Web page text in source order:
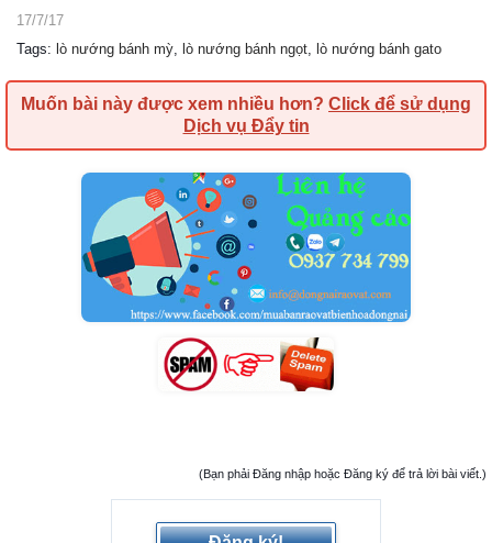
17/7/17
Tags: lò nướng bánh mỳ lò nướng bánh ngọt lò nướng bánh gato
Muốn bài này được xem nhiều hơn? Click để sử dụng
Dịch vụ Đẩy tin
(Bạn phải Đăng nhập hoặc Đăng ký để trả lời bài viết.)